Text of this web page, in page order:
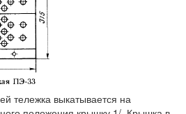
тележка выкатывается на